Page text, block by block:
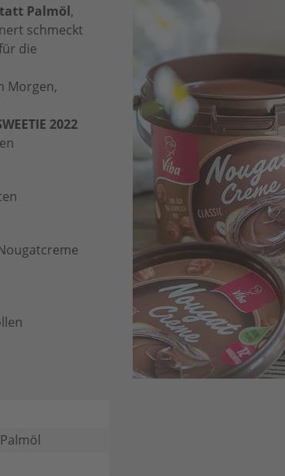
Palmöl,
schmeckt
die
Morgen,
2022